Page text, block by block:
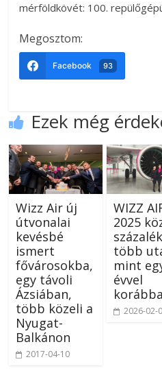
mérföldkövét: 100.
Megosztom:
Facebook 93
Ezek még
Wizz Air új
útvonalai
kevésbé
ismert
fővárosokba,
egy távoli
Ázsiában,
több közeli a
Nyugat-
Balkánon
2017-04-10
WIZZ
2025
több
mint
évvel
2026-02-